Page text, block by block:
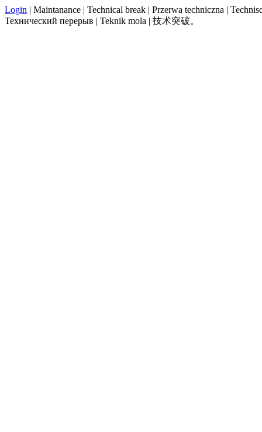
Login | Maintanance | Technical break | Przerwa techniczna |
Технический перерыв | Teknik mola | 技术突破。